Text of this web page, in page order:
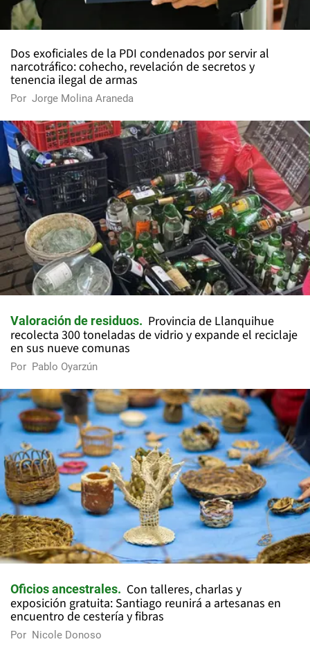
Dos exoficiales de la PDI condenados por servir al
narcotráfico: cohecho, revelación de secretos y
tenencia ilegal de armas
Por Jorge Molina Araneda
Valoración de residuos
Provincia de Llanquihue
recolecta 300 toneladas de vidrio y expande el reciclaje
en sus nueve comunas
Por Pablo Oyarzún
Oficios ancestrales
Con talleres, charlas y
exposición gratuita: Santiago reunirá a artesanas en
encuentro de cestería y fibras
Por Nicole Donoso